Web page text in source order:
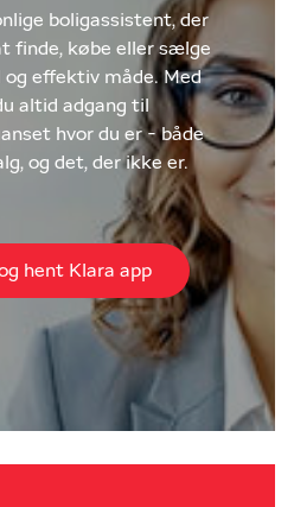
boligassistent, der
finde, købe eller sælge
og effektiv måde. Med
altid adgang til
hvor du er - både
og det, der ikke er.
hent Klara app